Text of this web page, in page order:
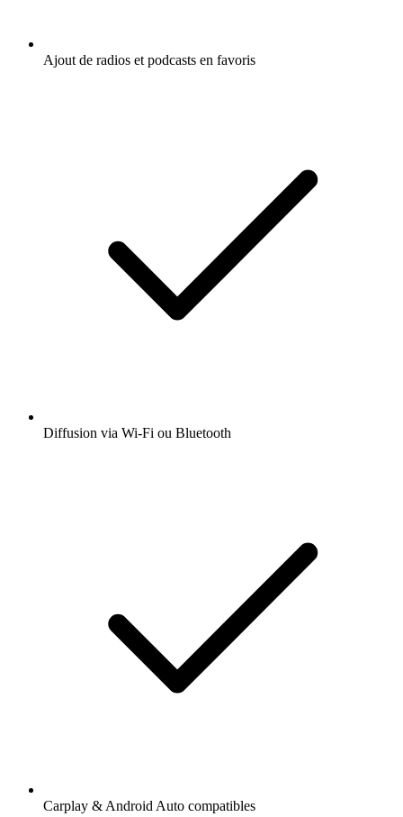
Ajout de radios et podcasts en favoris
Diffusion via Wi-Fi ou Bluetooth
Carplay & Android Auto compatibles